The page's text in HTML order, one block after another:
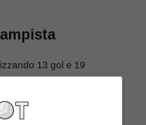
13 gol e 19
le buone
come uno dei